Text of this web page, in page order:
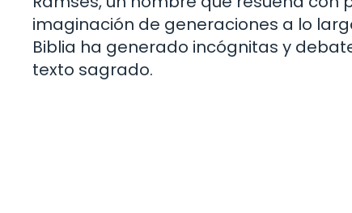
imaginación de generaciones a lo
Biblia ha generado incógnitas y
texto sagrado.